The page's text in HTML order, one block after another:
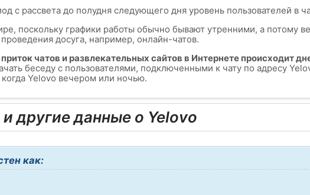
с рассвета до полудня следующего дня уровень пользователей в
поскольку графики работы обычно бывают утренними, а потому
досуга, например, онлайн-чатов.
чатов и развлекательных сайтов в Интернете происходит
беседу с пользователями, подключенными к чату по адресу
Yelovo вечером или ночью.
другие данные о Yelovo
как: